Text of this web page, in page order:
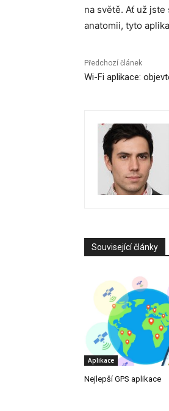
na světě. Ať už
anatomii, tyto
Předchozí článek
Wi-Fi aplikace:
Související články
Aplikace
Nejlepší GPS aplikace